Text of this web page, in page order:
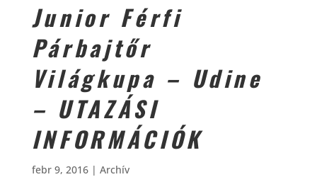
Junior Férfi
Párbajtőr
Világkupa – Udine
– UTAZÁSI
INFORMÁCIÓK
febr 9, 2016| Archív